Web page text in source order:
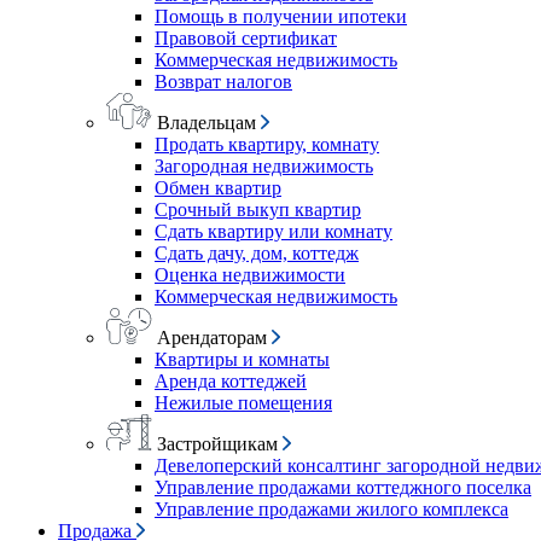
Помощь в получении ипотеки
Правовой сертификат
Коммерческая недвижимость
Возврат налогов
Владельцам
Продать квартиру, комнату
Загородная недвижимость
Обмен квартир
Срочный выкуп квартир
Сдать квартиру или комнату
Сдать дачу, дом, коттедж
Оценка недвижимости
Коммерческая недвижимость
Арендаторам
Квартиры и комнаты
Аренда коттеджей
Нежилые помещения
Застройщикам
Девелоперский консалтинг загородной
Управление продажами коттеджного поселка
Управление продажами жилого комплекса
Продажа